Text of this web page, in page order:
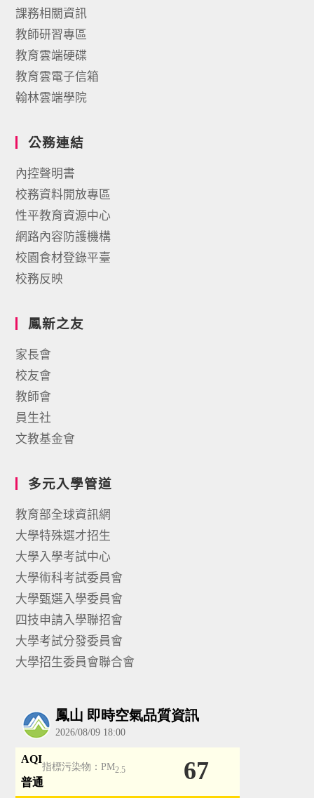
課務相關資訊
教師研習專區
教育雲端硬碟
教育雲電子信箱
翰林雲端學院
公務連結
內控聲明書
校務資料開放專區
性平教育資源中心
網路內容防護機構
校園食材登錄平臺
校務反映
鳳新之友
家長會
校友會
教師會
員生社
文教基金會
多元入學管道
教育部全球資訊網
大學特殊選才招生
大學入學考試中心
大學術科考試委員會
大學甄選入學委員會
四技申請入學聯招會
大學考試分發委員會
大學招生委員會聯合會